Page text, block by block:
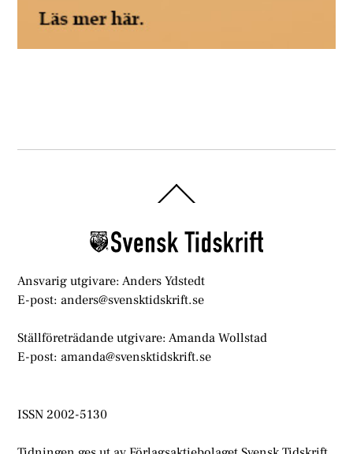
To
Ansvarig utgivare: Anders Ydstedt
E-post: anders@svensktidskrift.se
Ställföreträdande utgivare: Amanda Wollstad
E-post: amanda@svensktidskrift.se
ISSN 2002-5130